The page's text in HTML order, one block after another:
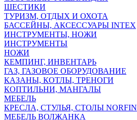
ШЕСТИКИ
ТУРИЗМ, ОТДЫХ И ОХОТА
БАССЕЙНЫ, АКСЕССУАРЫ INTEX
ИНСТРУМЕНТЫ, НОЖИ
ИНСТРУМЕНТЫ
НОЖИ
КЕМПИНГ, ИНВЕНТАРЬ
ГАЗ, ГАЗОВОЕ ОБОРУДОВАНИЕ
КАЗАНЫ, КОТЛЫ, ТРЕНОГИ
КОПТИЛЬНИ, МАНГАЛЫ
МЕБЕЛЬ
КРЕСЛА, СТУЛЬЯ, СТОЛЫ NORFIN
МЕБЕЛЬ ВОЛЖАНКА